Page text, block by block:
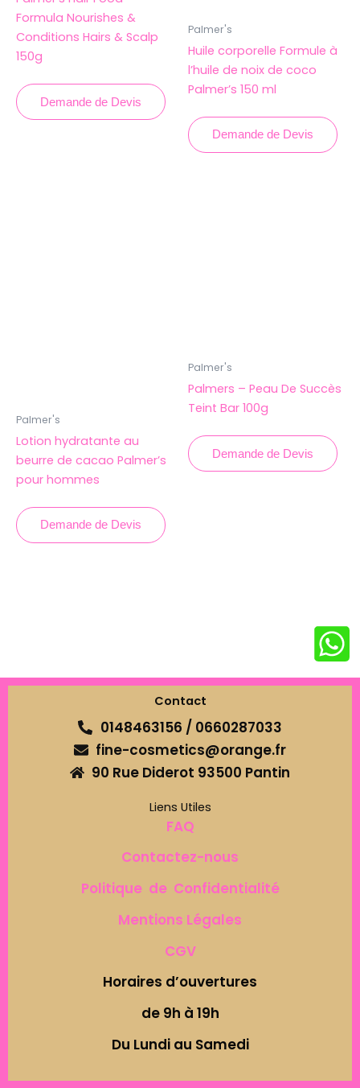
Formula Nourishes &
Conditions Hairs & Scalp
150g
Demande de Devis
Palmer's
Huile corporelle Formule à
l’huile de noix de coco
Palmer’s 150 ml
Demande de Devis
Palmer's
Lotion hydratante au
beurre de cacao Palmer’s
pour hommes
Demande de Devis
Palmer's
Palmers – Peau De Succès
Teint Bar 100g
Demande de Devis
Contact
0148463156 / 0660287033
fine-cosmetics@orange.fr
90 Rue Diderot 93500 Pantin
Liens Utiles
FAQ
Contactez-nous
Politique de Confidentialité
Mentions Légales
CGV
Horaires d’ouvertures
de 9h à 19h
Du Lundi au Samedi